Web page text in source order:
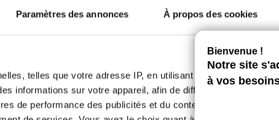
Paramètres des annonces À propos des cookies
telles que votre adresse IP, en utilisant des
informations sur votre appareil, afin de diffuser des
de performance des publicités et du contenu, ainsi que de